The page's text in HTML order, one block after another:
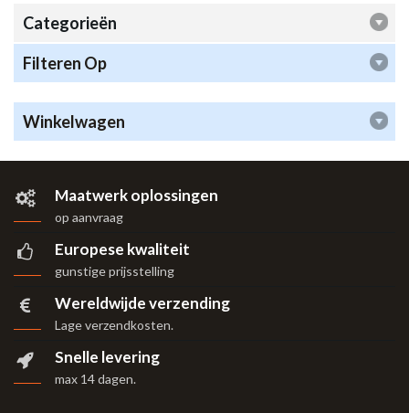
Categorieën
Filteren Op
Winkelwagen
Maatwerk oplossingen
op aanvraag
Europese kwaliteit
gunstige prijsstelling
Wereldwijde verzending
Lage verzendkosten.
Snelle levering
max 14 dagen.